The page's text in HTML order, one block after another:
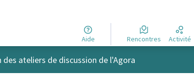
Aide Rencontres Activité
ateliers de discussion de l'Agora